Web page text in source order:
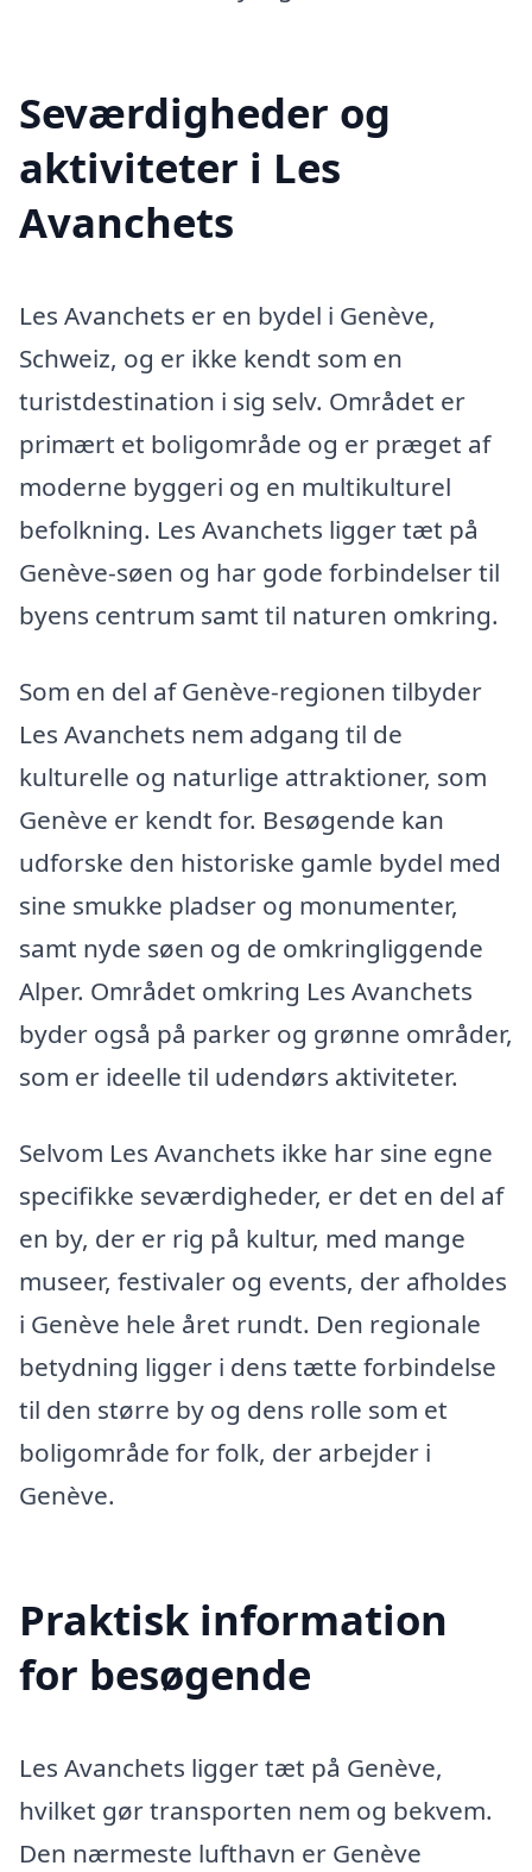
Seværdigheder og
aktiviteter i Les
Avanchets
Les Avanchets er en bydel i Genève,
Schweiz, og er ikke kendt som en
turistdestination i sig selv. Området er
primært et boligområde og er præget af
moderne byggeri og en multikulturel
befolkning. Les Avanchets ligger tæt på
Genève-søen og har gode forbindelser til
byens centrum samt til naturen omkring.
Som en del af Genève-regionen tilbyder
Les Avanchets nem adgang til de
kulturelle og naturlige attraktioner, som
Genève er kendt for. Besøgende kan
udforske den historiske gamle bydel med
sine smukke pladser og monumenter,
samt nyde søen og de omkringliggende
Alper. Området omkring Les Avanchets
byder også på parker og grønne områder,
som er ideelle til udendørs aktiviteter.
Selvom Les Avanchets ikke har sine egne
specifikke seværdigheder, er det en del af
en by, der er rig på kultur, med mange
museer, festivaler og events, der afholdes
i Genève hele året rundt. Den regionale
betydning ligger i dens tætte forbindelse
til den større by og dens rolle som et
boligområde for folk, der arbejder i
Genève.
Praktisk information
for besøgende
Les Avanchets ligger tæt på Genève,
hvilket gør transporten nem og bekvem.
Den nærmeste lufthavn er Genève